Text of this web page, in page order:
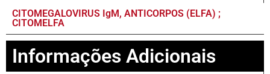
CITOMEGALOVIRUS IgM, ANTICORPOS (ELFA) ;
CITOMELFA
Informações Adicionais